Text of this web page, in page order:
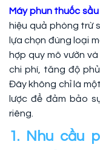
Máy phun thuốc
hiệu quả phòng trừ
lựa chọn đúng loại
hợp quy mô vườn
chi phí, tăng độ
Đây không chỉ là
lược để đảm bảo
riêng.
1. Nhu cầu